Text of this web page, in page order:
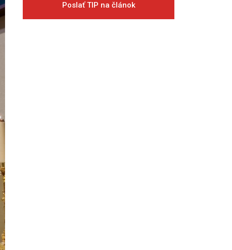
Poslať TIP na článok